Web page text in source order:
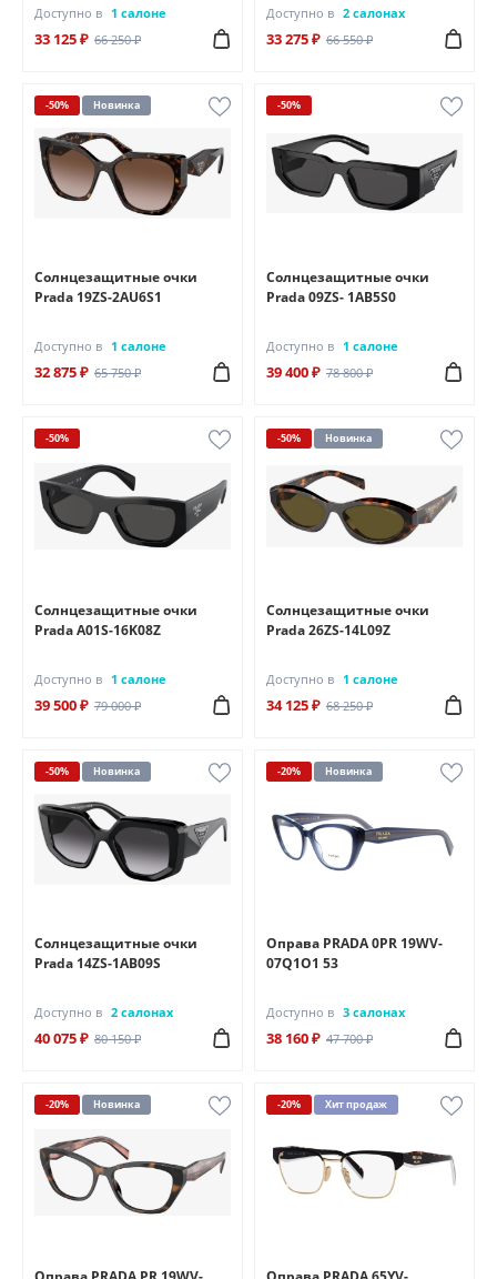
Доступно в 1 салоне
33 125 ₽ 66 250 ₽
Доступно в 2 салонах
33 275 ₽ 66 550 ₽
-50% Новинка
Солнцезащитные очки
Prada 19ZS-2AU6S1
Доступно в 1 салоне
32 875 ₽ 65 750 ₽
-50%
Солнцезащитные очки
Prada 09ZS- 1AB5S0
Доступно в 1 салоне
39 400 ₽ 78 800 ₽
-50%
Солнцезащитные очки
Prada A01S-16K08Z
Доступно в 1 салоне
39 500 ₽ 79 000 ₽
-50% Новинка
Солнцезащитные очки
Prada 26ZS-14L09Z
Доступно в 1 салоне
34 125 ₽ 68 250 ₽
-50% Новинка
Солнцезащитные очки
Prada 14ZS-1AB09S
Доступно в 2 салонах
40 075 ₽ 80 150 ₽
-20% Новинка
Оправа PRADA 0PR 19WV-
07Q1O1 53
Доступно в 3 салонах
38 160 ₽ 47 700 ₽
-20% Новинка -20% Хит продаж